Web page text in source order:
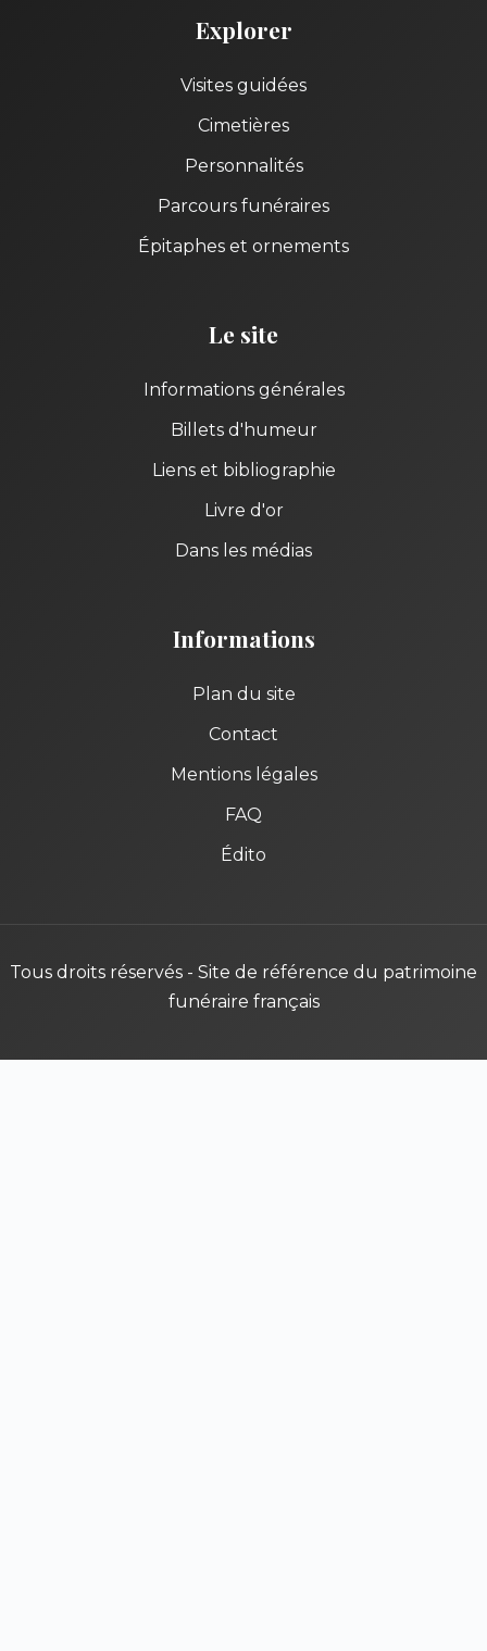
Explorer
Visites guidées
Cimetières
Personnalités
Parcours funéraires
Épitaphes et ornements
Le site
Informations générales
Billets d'humeur
Liens et bibliographie
Livre d'or
Dans les médias
Informations
Plan du site
Contact
Mentions légales
FAQ
Édito
Tous droits réservés - Site de référence du patrimoine
funéraire français